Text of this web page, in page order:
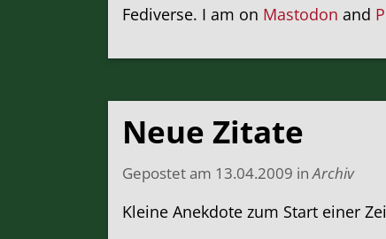
Fediverse. I am on Mastodon and
Neue Zitate
Gepostet am 13.04.2009 in Archiv
Kleine Anekdote zum Start einer